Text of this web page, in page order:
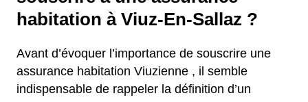
habitation à Viuz-En-Sallaz ?
Avant d’évoquer l’importance de souscrire une
assurance habitation Viuzienne , il semble
indispensable de rappeler la définition d’un